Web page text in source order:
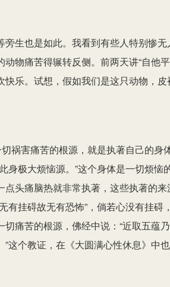
生也是如此。我看到有些人特别惨
物痛苦得辗转反侧。前两天讲“自他
乐。试想，假如我们是这只动物，
祸害痛苦的根源，就是执著自己的身
身极大烦恼源。”这个身体是一切烦恼
头痛脑热就非常执著，这些执著的
有挂碍故无有恐怖”，倘若心没有挂碍
痛苦的根源，佛经中说：“近取五蕴
这个教证，在《大圆满心性休息》中也